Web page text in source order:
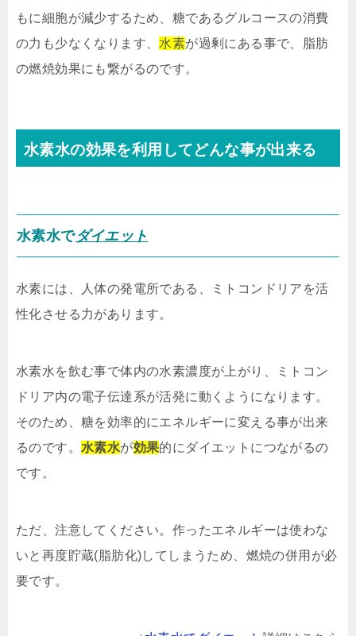
もに細胞が減少するため、糖であるグルコースの消費
の力も少なくなります、 水素が過剰にある事で、脂肪
の燃焼効果にも繋がるのです。
水素水の効果を利用してどんな事が出来る
水素水でダイエット
水素には、人体の発電所である、ミトコンドリアを活
性化させる力があります。
水素水を飲む事で体内の水素濃度が上がり、ミトコン
ドリア内の電子伝達系が活発に動くようになります。
そのため、糖を効率的にエネルギーに変える事が出来
るのです。 水素水が効果的にダイエットにつながるの
です。
ただ、注意してください。作ったエネルギーは使わな
いと再度貯蔵(脂肪化)してしまうため、燃焼の併用が必
要です。